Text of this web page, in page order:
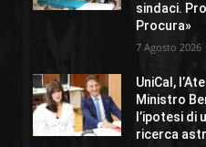
sindaci.
Procura»
7 Agosto 2026
UniCal,
Ministro
l’ipotesi di
ricerca